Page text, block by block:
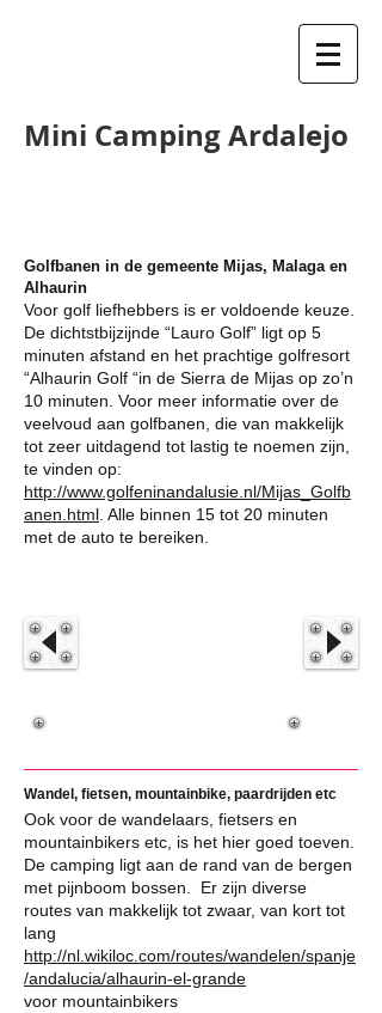
Mini Camping Ardalejo
Voor golf liefhebbers is er voldoende keuze.
De dichtstbijzijnde “Lauro Golf” ligt op 5
minuten afstand en het prachtige golfresort
“Alhaurin Golf “in de Sierra de Mijas op zo’n
10 minuten. Voor meer informatie over de
veelvoud aan golfbanen, die van makkelijk
tot zeer uitdagend tot lastig te noemen zijn,
te vinden op:
http://www.golfeninandalusie.nl/Mijas_Golfb
anen.html . Alle binnen 15 tot 20 minuten
met de auto te bereiken.
Golfbanen in de gemeente Mijas, Malaga en
Alhaurin
Ook voor de wandelaars, fietsers en
mountainbikers etc, is het hier goed toeven.
De camping ligt aan de rand van de bergen
met pijnboom bossen. Er zijn diverse
routes van makkelijk tot zwaar, van kort tot
lang
http://nl.wikiloc.com/routes/wandelen/spanje
/andalucia/alhaurin-el-grande
voor mountainbikers
Wandel, fietsen, mountainbike, paardrijden etc